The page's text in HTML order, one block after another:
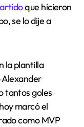
que hicieron
se lo dije a
la plantilla
tantos goles
marcó el
como MVP